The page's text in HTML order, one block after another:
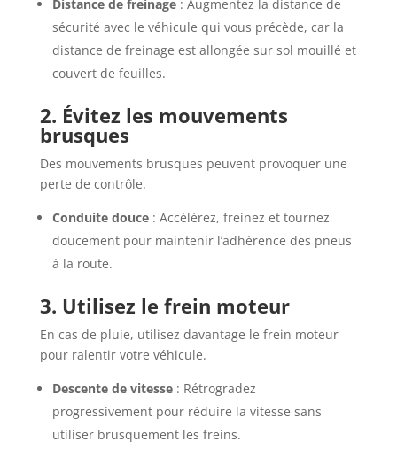
Distance de freinage: Augmentez la distance de
sécurité avec le véhicule qui vous précède, car la
distance de freinage est allongée sur sol mouillé et
couvert de feuilles.
2. Évitez les mouvements
brusques
Des mouvements brusques peuvent provoquer une
perte de contrôle.
Conduite douce: Accélérez, freinez et tournez
doucement pour maintenir l’adhérence des pneus
à la route.
3. Utilisez le frein moteur
En cas de pluie, utilisez davantage le frein moteur
pour ralentir votre véhicule.
Descente de vitesse: Rétrogradez
progressivement pour réduire la vitesse sans
utiliser brusquement les freins.